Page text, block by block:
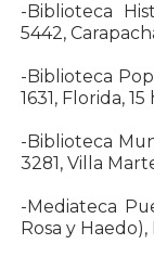
-Biblioteca
5442,
-Biblioteca
1631, Florida,
-Biblioteca
3281, Villa
-Mediateca
Rosa y Haedo),